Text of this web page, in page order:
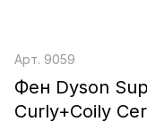
Арт. 9059
Фен Dyson
Curly+Coily